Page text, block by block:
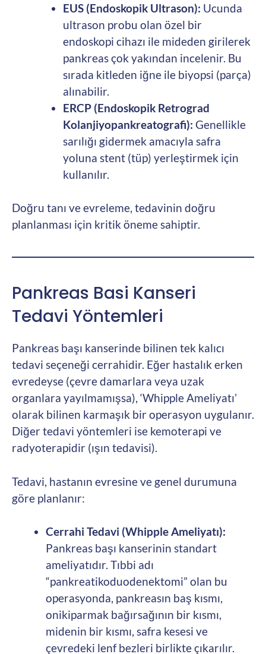
EUS (Endoskopik Ultrason): Ucunda
ultrason probu olan özel bir
endoskopi cihazı ile mideden girilerek
pankreas çok yakından incelenir. Bu
sırada kitleden iğne ile biyopsi (parça)
alınabilir.
ERCP (Endoskopik Retrograd
Kolanjiyopankreatografi): Genellikle
sarılığı gidermek amacıyla safra
yoluna stent (tüp) yerleştirmek için
kullanılır.
Doğru tanı ve evreleme, tedavinin doğru
planlanması için kritik öneme sahiptir.
Pankreas Basi Kanseri
Tedavi Yöntemleri
Pankreas başı kanserinde bilinen tek kalıcı
tedavi seçeneği cerrahidir. Eğer hastalık erken
evredeyse (çevre damarlara veya uzak
organlara yayılmamışsa), ‘Whipple Ameliyatı’
olarak bilinen karmaşık bir operasyon uygulanır.
Diğer tedavi yöntemleri ise kemoterapi ve
radyoterapidir (ışın tedavisi).
Tedavi, hastanın evresine ve genel durumuna
göre planlanır:
Cerrahi Tedavi (Whipple Ameliyatı):
Pankreas başı kanserinin standart
ameliyatıdır. Tıbbi adı
“pankreatikoduodenektomi” olan bu
operasyonda, pankreasın baş kısmı,
onikiparmak bağırsağının bir kısmı,
midenin bir kısmı, safra kesesi ve
çevredeki lenf bezleri birlikte çıkarılır.